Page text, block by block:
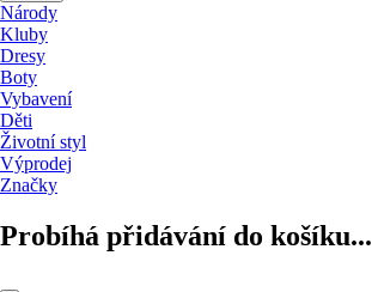
Národy
Kluby
Dresy
Boty
Vybavení
Děti
Životní styl
Výprodej
Značky
Probíhá přidávání do košíku...